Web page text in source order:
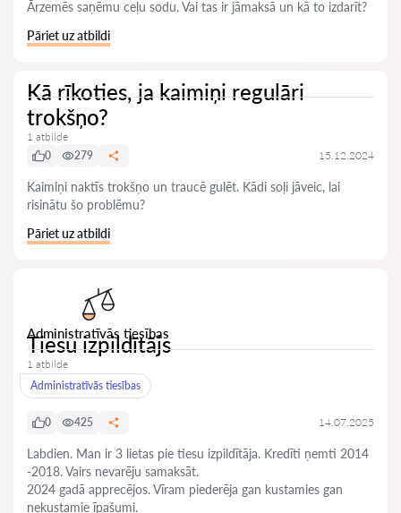
Ārzemēs saņēmu ceļu sodu. Vai tas ir jāmaksā un kā to izdarīt?
Pāriet uz atbildi
Kā rīkoties, ja kaimiņi regulāri
trokšņo?
1 atbilde
0
279 15.12.2024
Kaimiņi naktīs trokšņo un traucē gulēt. Kādi soļi jāveic, lai
risinātu šo problēmu?
Pāriet uz atbildi
Administratīvās tiesības
Tiesu izpildītājs
1 atbilde
Administratīvās tiesības
0 425 14.07.2025
Labdien. Man ir 3 lietas pie tiesu izpildītāja. Kredīti ņemti 2014
-2018. Vairs nevarēju samaksāt.
2024 gadā apprecējos. Vīram piederēja gan kustamies gan
nekustamie īpašumi.